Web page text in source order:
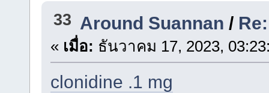
33 Around Suannan /
« เมื่อ: ธันวาคม 17, 2023,
clonidine .1 mg